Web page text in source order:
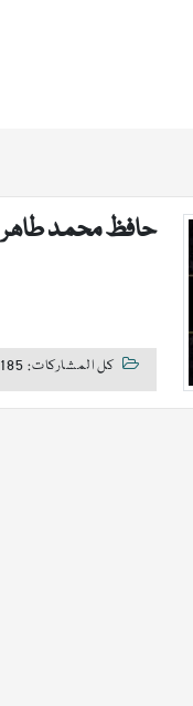
حافظ محمد طاھر
كل المشاركات: 185